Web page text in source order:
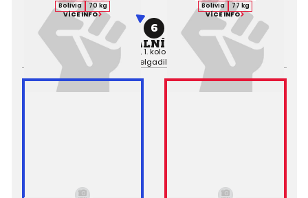
Bolivia
70 kg
VÍCE INFO
6
PROFESIONÁLNÍ ZÁPAS MMA
Výsledek:TKO (Punches), 1. kolo 2:13, Rozhodčí:Sebastian
Delgadillo
Bolivia
77 kg
VÍCE INFO